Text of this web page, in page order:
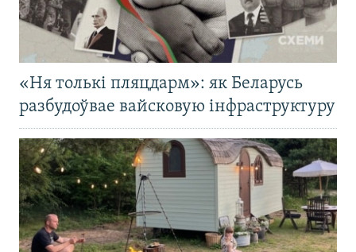
«Ня толькі пляцдарм»: як Беларусь
разбудоўвае вайсковую інфраструктуру